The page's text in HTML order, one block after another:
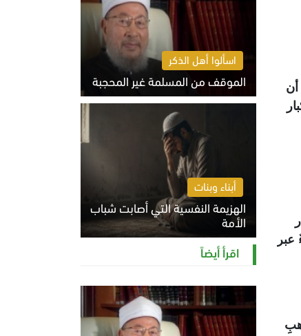
40 سنةً، فرأيت أن
اسألوا أهل الذكر
الموقف من المسلمة غير المحجبة
الخميس 6 أغسطس 2026 10:45 ص
أبناء وبنات
الهزيمة النفسية التي أصابت شباب
الأمة
الخميس 6 أغسطس 2026 11:12 ص
اقرأ أيضاً